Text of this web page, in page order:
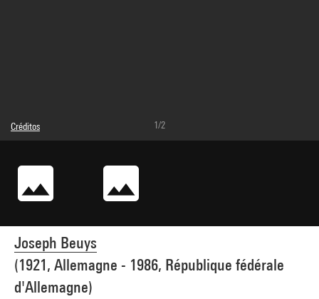
Joseph Beuys
(1921, Allemagne - 1986, République fédérale
d'Allemagne)
Créditos
Leyenda : Vue sur moniteur
Créditos fotográficos : Centre Pompidou, MNAM-CCI/Service de la documentation
photographique du MNAM/Dist. GrandPalaisRmn
Referencia de la imagen : 4F80198 [1994 X 1103]
1/2